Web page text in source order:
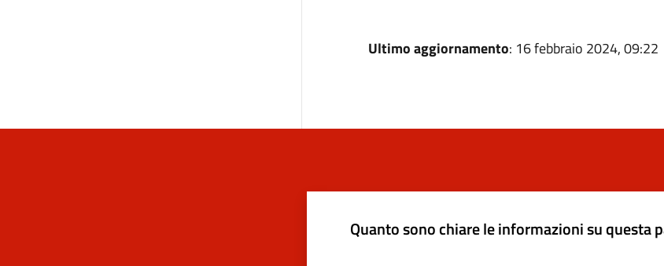
Ultimo aggiornamento: 16 febbraio 2024, 09:22
Quanto sono chiare le informazioni su questa